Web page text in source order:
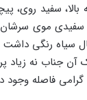
بالا، سفید
موی سرشان
سیاه رنگی داشت
آن جناب نه زیاد
فاصله وجود